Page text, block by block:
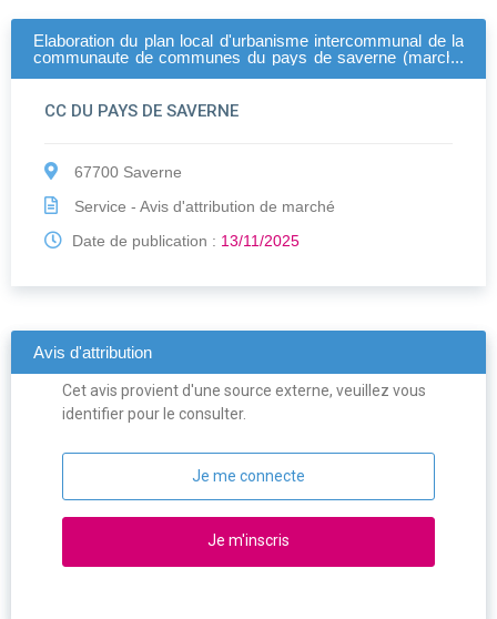
Elaboration du plan local d'urbanisme intercommunal de la
communaute de communes du pays de saverne (marche
CC DU PAYS DE SAVERNE
67700 Saverne
Service - Avis d'attribution de marché
Date de publication : 13/11/2025
Avis d'attribution
Cet avis provient d'une source externe, veuillez vous
identifier pour le consulter.
Je me connecte
Je m'inscris